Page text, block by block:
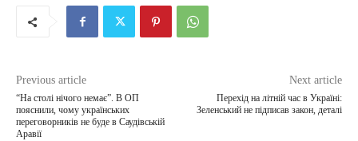
Previous article
“На столі нічого немає”. В ОП
пояснили, чому українських
переговорників не буде в Саудівській
Аравії
Next article
Перехід на літній час в Україні:
Зеленський не підписав закон, деталі